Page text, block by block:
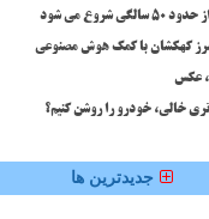
می شود
کهکشان با کمک هوش مصنوعی
عکس
خالی، خودرو را روشن کنیم؟
جدیدترین ها